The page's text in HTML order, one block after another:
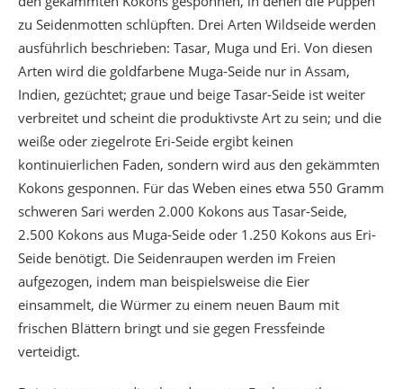
zu Seidenmotten schlüpften. Drei Arten Wildseide werden
ausführlich beschrieben: Tasar, Muga und Eri. Von diesen
Arten wird die goldfarbene Muga-Seide nur in Assam,
Indien, gezüchtet; graue und beige Tasar-Seide ist weiter
verbreitet und scheint die produktivste Art zu sein; und die
weiße oder ziegelrote Eri-Seide ergibt keinen
kontinuierlichen Faden, sondern wird aus den gekämmten
Kokons gesponnen. Für das Weben eines etwa 550 Gramm
schweren Sari werden 2.000 Kokons aus Tasar-Seide,
2.500 Kokons aus Muga-Seide oder 1.250 Kokons aus Eri-
Seide benötigt. Die Seidenraupen werden im Freien
aufgezogen, indem man beispielsweise die Eier
einsammelt, die Würmer zu einem neuen Baum mit
frischen Blättern bringt und sie gegen Fressfeinde
verteidigt.